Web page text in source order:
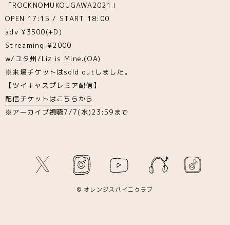
「ROCKNOMUKOUGAWA2021」
OPEN 17:15 / START 18:00
adv ¥3500(+D)
Streaming ¥2000
w/ユタ州/Liz is Mine.(OA)
※来場チケットはsold outしました。
【ツイキャスプレミア配信】
配信チケットはこちらから
※アーカイブ視聴7/7(水)23:59まで
© オレンジスパイニクラブ